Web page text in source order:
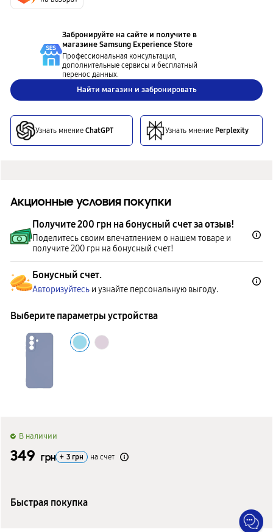
Забронируйте на сайте и получите в
магазинеSamsung Experience Store
Профессиональная консультация,
дополнительные сервисы и бесплатный
перенос данных.
Найти магазин и забронировать
Узнать мнение ChatGPT Узнать мнение Perplexity
Акционные условия покупки
Получите 200 грн на бонусный счет за отзыв!
Поделитесь своим впечатлением о нашем товаре и
получите 200 грн на бонусный счет!
Бонусный счет.
Авторизуйтесь и узнайте персональную выгоду.
Выберите параметры устройства
B наличии
349 грн + 3 грн на счет
Быстрая покупка